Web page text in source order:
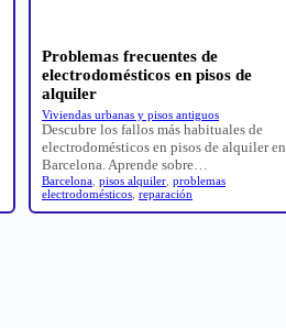
Problemas frecuentes de
electrodomésticos en pisos de
alquiler
Viviendas urbanas y pisos antiguos
Descubre los fallos más habituales de
electrodomésticos en pisos de alquiler en
Barcelona. Aprende sobre…
Barcelona pisos alquiler problemas
electrodomésticos reparación